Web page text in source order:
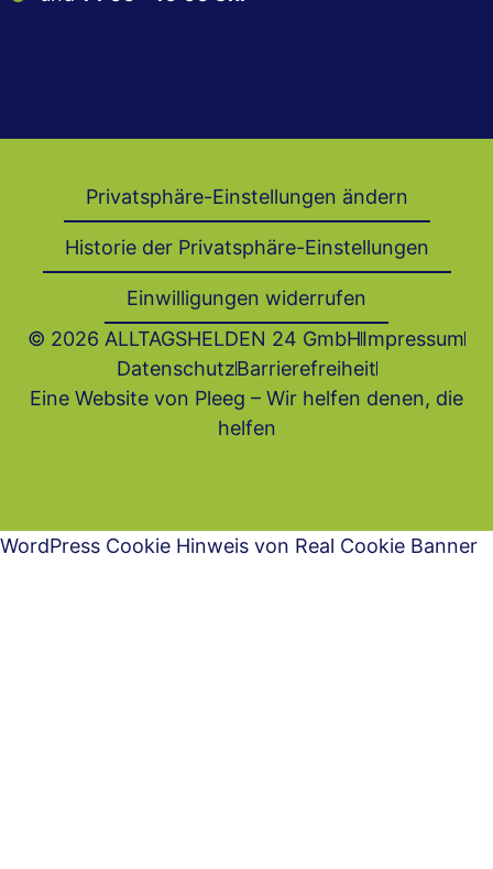
Privatsphäre-Einstellungen ändern
Historie der Privatsphäre-Einstellungen
Einwilligungen widerrufen
© 2026 ALLTAGSHELDEN 24 GmbHImpressum
DatenschutzBarrierefrei­heit
Eine Website von Pleeg – Wir helfen denen, die
helfen
WordPress Cookie Hinweis von Real Cookie Banner